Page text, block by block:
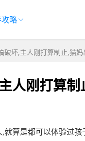
略
破坏,主人刚打算制止,猫妈
人刚打算
算是都可以体验过